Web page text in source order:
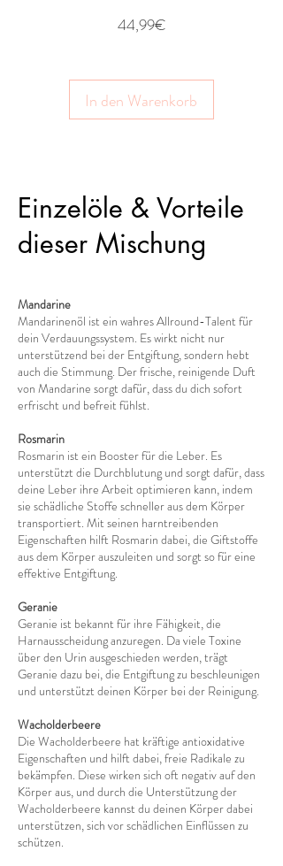
44,99€Preis
In den Warenkorb
Einzelöle & Vorteile
dieser Mischung
Mandarine
Mandarinenöl ist ein wahres Allround-Talent für
dein Verdauungssystem. Es wirkt nicht nur
unterstützend bei der Entgiftung, sondern hebt
auch die Stimmung. Der frische, reinigende Duft
von Mandarine sorgt dafür, dass du dich sofort
erfrischt und befreit fühlst.
Rosmarin
Rosmarin ist ein Booster für die Leber. Es
unterstützt die Durchblutung und sorgt dafür, dass
deine Leber ihre Arbeit optimieren kann, indem
sie schädliche Stoffe schneller aus dem Körper
transportiert. Mit seinen harntreibenden
Eigenschaften hilft Rosmarin dabei, die Giftstoffe
aus dem Körper auszuleiten und sorgt so für eine
effektive Entgiftung.
Geranie
Geranie ist bekannt für ihre Fähigkeit, die
Harnausscheidung anzuregen. Da viele Toxine
über den Urin ausgeschieden werden, trägt
Geranie dazu bei, die Entgiftung zu beschleunigen
und unterstützt deinen Körper bei der Reinigung.
Wacholderbeere
Die Wacholderbeere hat kräftige antioxidative
Eigenschaften und hilft dabei, freie Radikale zu
bekämpfen. Diese wirken sich oft negativ auf den
Körper aus, und durch die Unterstützung der
Wacholderbeere kannst du deinen Körper dabei
unterstützen, sich vor schädlichen Einflüssen zu
schützen.